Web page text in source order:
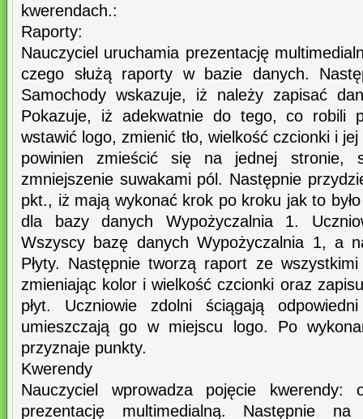
kwerendach.:
Raporty:
Nauczyciel uruchamia prezentację
czego służą raporty w bazie danych.
Samochody wskazuje, iż należy zapisać
Pokazuje, iż adekwatnie do tego, co robili
wstawić logo, zmienić tło, wielkość czcionki i
powinien zmieścić się na jednej stronie,
zmniejszenie suwakami pól. Następnie
pkt., iż mają wykonać krok po kroku jak to
dla bazy danych Wypożyczalnia 1.
Wszyscy bazę danych Wypożyczalnia 1, a
Płyty. Następnie tworzą raport ze
zmieniając kolor i wielkość czcionki oraz
płyt. Uczniowie zdolni ściągają
umieszczają go w miejscu logo. Po
przyznaje punkty.
Kwerendy
Nauczyciel wprowadza pojęcie kwerendy:
prezentację multimedialną. Następnie